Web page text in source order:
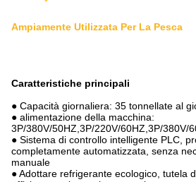
Ampiamente Utilizzata Per La Pesca
Caratteristiche principali
● Capacità giornaliera: 35 tonnellate al
● alimentazione della macchina:
3P/380V/50HZ,3P/220V/60HZ,3P/380V/
● Sistema di controllo intelligente PLC,
completamente automatizzata, senza
manuale
● Adottare refrigerante ecologico, tutela